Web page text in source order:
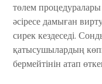
төлем
әсіресе дамыған
сирек кездеседі.
қатысушылардың
бермейтінін атап